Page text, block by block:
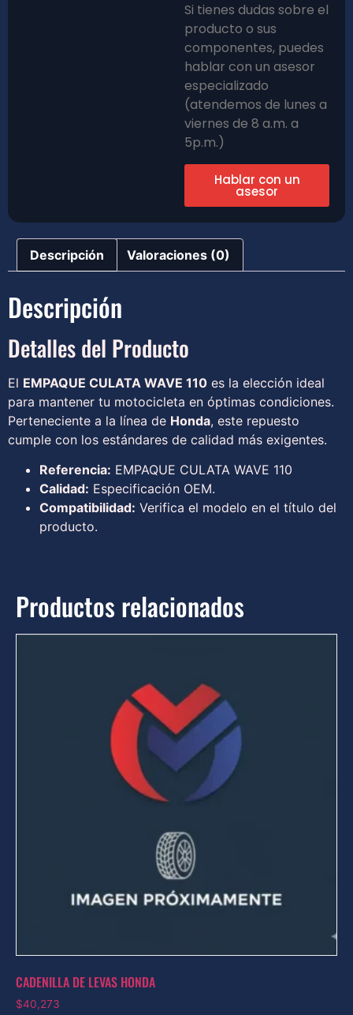
Si tienes dudas sobre el
producto o sus
componentes, puedes
hablar con un asesor
especializado
(atendemos de lunes a
viernes de 8 a.m. a
5p.m.)
Hablar con un
asesor
Descripción Valoraciones (0)
Descripción
Detalles del Producto
El EMPAQUE CULATA WAVE 110 es la elección ideal
para mantener tu motocicleta en óptimas condiciones.
Perteneciente a la línea de Honda, este repuesto
cumple con los estándares de calidad más exigentes.
Referencia: EMPAQUE CULATA WAVE 110
Calidad: Especificación OEM.
Compatibilidad: Verifica el modelo en el título del
producto.
Productos relacionados
CADENILLA DE LEVAS HONDA
$40,273